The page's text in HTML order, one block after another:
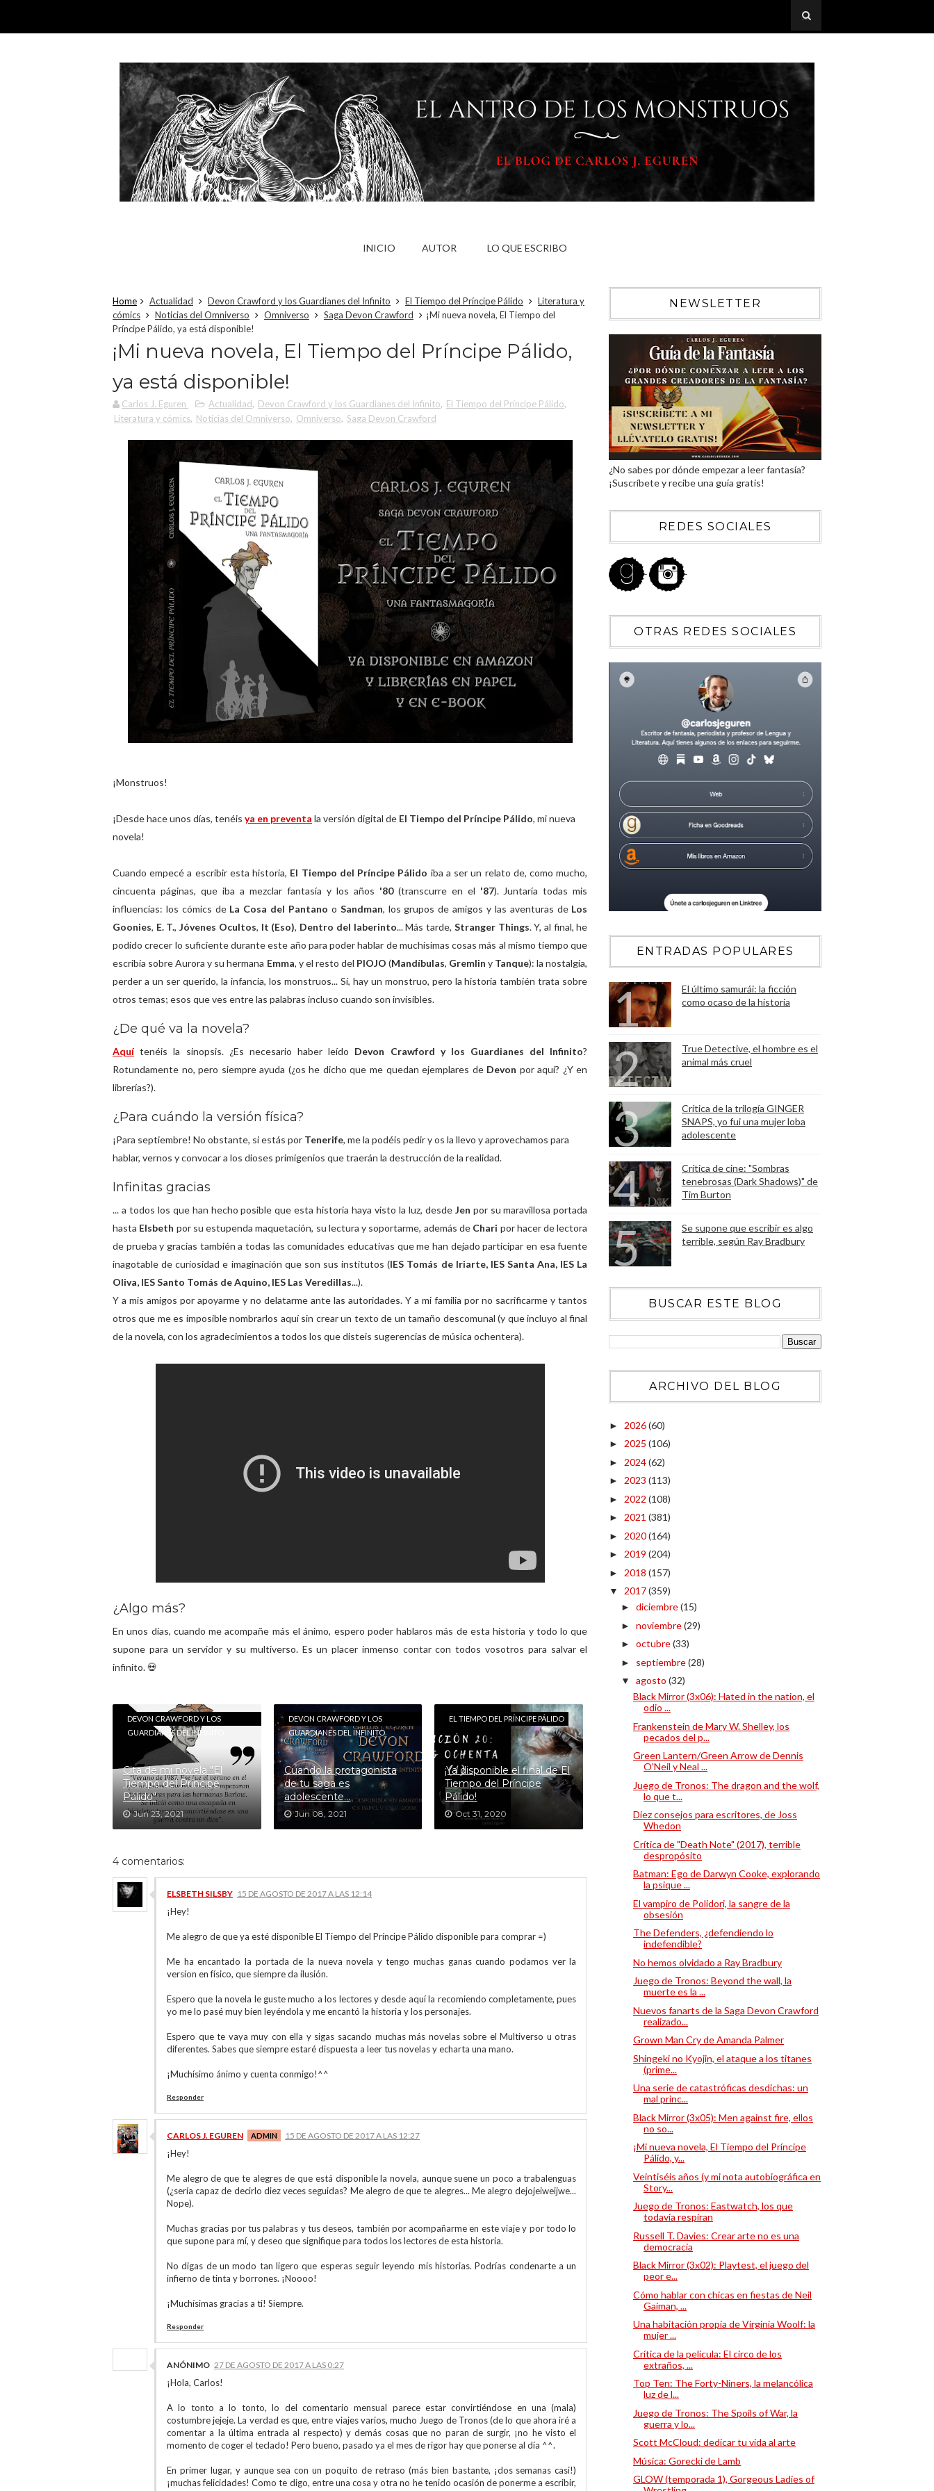
INICIO AUTOR LO QUE ESCRIBO
Home Actualidad Devon Crawford y los Guardianes del Infinito El Tiempo del Príncipe Pálido
Literatura y
cómics
Noticias del Omniverso Omniverso Saga Devon Crawford
¡Mi nueva novela, El Tiempo del
Príncipe Pálido, ya está disponible!
¡Mi nueva novela, El Tiempo del Príncipe Pálido,
ya está disponible!
Carlos J. Eguren Actualidad, Devon Crawford y los Guardianes del Infinito, El Tiempo del Príncipe Pálido,
Literatura y cómics, Noticias del Omniverso, Omniverso, Saga Devon Crawford
¡Monstruos!
¡Desde hace unos días, tenéis ya en preventa la versión digital de El Tiempo del Príncipe Pálido, mi nueva
novela!
Cuando empecé a escribir esta historia, El Tiempo del Príncipe Pálido iba a ser un relato de, como mucho,
cincuenta páginas, que iba a mezclar fantasía y los años '80(transcurre en el '87). Juntaría todas mis
influencias: los cómics de La Cosa del Pantano o Sandman, los grupos de amigos y las aventuras de Los
Goonies, E. T.,Jóvenes Ocultos, It (Eso), Dentro del laberinto... Más tarde, Stranger Things. Y, al final, he
podido crecer lo suficiente durante este año para poder hablar de muchísimas cosas más al mismo tiempo que
escribía sobre Aurora y su hermana Emma, y el resto del PIOJO(Mandíbulas, Gremliny Tanque): la nostalgia,
perder a un ser querido, la infancia, los monstruos... Sí, hay un monstruo, pero la historia también trata sobre
otros temas; esos que ves entre las palabras incluso cuando son invisibles.
¿De qué va la novela?
Aquí tenéis la sinopsis. ¿Es necesario haber leído Devon Crawford y los Guardianes del Infinito?
Rotundamente no, pero siempre ayuda (¿os he dicho que me quedan ejemplares de Devon por aquí? ¿Y en
librerías?).
¿Para cuándo la versión física?
¡Para septiembre! No obstante, si estás por Tenerife, me la podéis pedir y os la llevo y aprovechamos para
hablar, vernos y convocar a los dioses primigenios que traerán la destrucción de la realidad.
Infinitas gracias
... a todos los que han hecho posible que esta historia haya visto la luz, desde Jen por su maravillosa portada
hasta Elsbeth por su estupenda maquetación, su lectura y soportarme, además de Chari por hacer de lectora
de prueba y gracias también a todas las comunidades educativas que me han dejado participar en esa fuente
inagotable de curiosidad e imaginación que son sus institutos (IES Tomás de Iriarte, IES Santa Ana, IES La
Oliva, IES Santo Tomás de Aquino, IES Las Veredillas...).
Y a mis amigos por apoyarme y no delatarme ante las autoridades. Y a mi familia por no sacrificarme y tantos
otros que me es imposible nombrarlos aquí sin crear un texto de un tamaño descomunal (y que incluyo al final
de la novela, con los agradecimientos a todos los que disteis sugerencias de música ochentera).
¿Algo más?
En unos días, cuando me acompañe más el ánimo, espero poder hablaros más de esta historia y todo lo que
supone para un servidor y su multiverso. Es un placer inmenso contar con todos vosotros para salvar el
infinito. 💀
DEVON CRAWFORD Y LOS
GUARDIANES DEL INFINITO
Cita de mi novela "El
Tiempo del Príncipe
Pálido"
Jun 23, 2021
DEVON CRAWFORD Y LOS
GUARDIANES DEL INFINITO
Cuando la protagonista
de tu saga es
adolescente...
Jun 08, 2021
EL TIEMPO DEL PRÍNCIPE PÁLIDO
¡Ya disponible el final de El
Tiempo del Príncipe
Pálido!
Oct 31, 2020
4 comentarios:
ELSBETH SILSBY 15 DE AGOSTO DE 2017 A LAS 12:14
¡Hey!
Me alegro de que ya esté disponible El Tiempo del Príncipe Pálido disponible para comprar =)
Me ha encantado la portada de la nueva novela y tengo muchas ganas cuando podamos ver la
versíon en físico, que siempre da ilusión.
Espero que la novela le guste mucho a los lectores y desde aquí la recomiendo completamente, pues
yo me lo pasé muy bien leyéndola y me encantó la historia y los personajes.
Espero que te vaya muy con ella y sigas sacando muchas más novelas sobre el Multiverso u otras
diferentes. Sabes que siempre estaré dispuesta a leer tus novelas y echarta una mano.
¡Muchísimo ánimo y cuenta conmigo!^^
Responder
CARLOS J. EGUREN 15 DE AGOSTO DE 2017 A LAS 12:27
¡Hey!
Me alegro de que te alegres de que está disponible la novela, aunque suene un poco a trabalenguas
(¿sería capaz de decirlo diez veces seguidas? Me alegro de que te alegres... Me alegro dejojeiweijwe...
Nope).
Muchas gracias por tus palabras y tus deseos, también por acompañarme en este viaje y por todo lo
que supone para mí, y deseo que signifique para todos los lectores de esta historia.
No digas de un modo tan ligero que esperas seguir leyendo mis historias. Podrías condenarte a un
infierno de tinta y borrones. ¡Noooo!
¡Muchísimas gracias a ti! Siempre.
Responder
ANÓNIMO 27 DE AGOSTO DE 2017 A LAS 0:27
¡Hola, Carlos!
A lo tonto a lo tonto, lo del comentario mensual parece estar convirtiéndose en una (mala)
costumbre jejeje. La verdad es que, entre viajes varios, mucho Juego de Tronos (de lo que ahora iré a
comentar a la última entrada al respecto) y demás cosas que no paran de surgir, ¡no he visto el
momento de coger el teclado! Pero bueno, pasado ya el mes de rigor hay que ponerse al día ^^.
En primer lugar, y aunque sea con un poquito de retraso (más bien bastante, ¡dos semanas casi!)
¡muchas felicidades! Como te digo, entre una cosa y otra no he tenido ocasión de ponerme a escribir,
NEWSLETTER
¿No sabes por dónde empezar a leer fantasía?
¡Suscríbete y recibe una guía gratis!
REDES SOCIALES
OTRAS REDES SOCIALES
ENTRADAS POPULARES
El último samurái: la ficción
como ocaso de la historia
True Detective, el hombre es el
animal más cruel
Crítica de la trilogía GINGER
SNAPS, yo fui una mujer loba
adolescente
Crítica de cine: "Sombras
tenebrosas (Dark Shadows)" de
Tim Burton
Se supone que escribir es algo
terrible, según Ray Bradbury
BUSCAR ESTE BLOG
ARCHIVO DEL BLOG
► 2026(60)
► 2025 (106)
► 2024(62)
► 2023 (113)
► 2022 (108)
► 2021 (381)
► 2020(164)
► 2019 (204)
► 2018 (157)
▼ 2017(359)
► diciembre(15)
► noviembre(29)
► octubre(33)
► septiembre(28)
▼ agosto (32)
Black Mirror (3x06): Hated in the nation, el
odio ...
Frankenstein de Mary W. Shelley, los
pecados del p...
Green Lantern/Green Arrow de Dennis
O'Neil y Neal ...
Juego de Tronos: The dragon and the wolf,
lo que t...
Diez consejos para escritores, de Joss
Whedon
Crítica de "Death Note" (2017), terrible
despropósito
Batman: Ego de Darwyn Cooke, explorando
la psique ...
El vampiro de Polidori, la sangre de la
obsesión
The Defenders, ¿defendiendo lo
indefendible?
No hemos olvidado a Ray Bradbury
Juego de Tronos: Beyond the wall, la
muerte es la ...
Nuevos fanarts de la Saga Devon Crawford
realizado...
Grown Man Cry de Amanda Palmer
Shingeki no Kyojin, el ataque a los titanes
(prime...
Una serie de catastróficas desdichas: un
mal princ...
Black Mirror (3x05): Men against fire, ellos
no so...
¡Mi nueva novela, El Tiempo del Príncipe
Pálido, y...
Veintiséis años (y mi nota autobiográfica en
Story...
Juego de Tronos: Eastwatch, los que
todavía respiran
Russell T. Davies: Crear arte no es una
democracia
Black Mirror (3x02): Playtest, el juego del
peor e...
Cómo hablar con chicas en fiestas de Neil
Gaiman, ...
Una habitación propia de Virginia Woolf: la
mujer ...
Crítica de la película: El circo de los
extraños, ...
Top Ten: The Forty-Niners, la melancólica
luz de l...
Juego de Tronos: The Spoils of War, la
guerra y lo...
Scott McCloud: dedicar tu vida al arte
Música: Gorecki de Lamb
GLOW (temporada 1), Gorgeous Ladies of